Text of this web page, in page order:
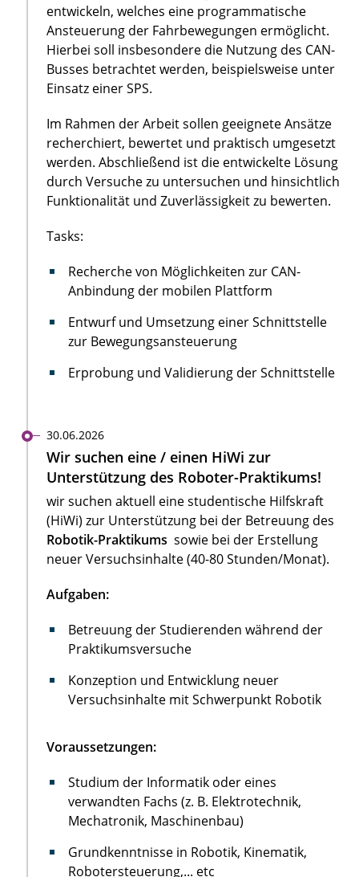
entwickeln, welches eine programmatische
Ansteuerung der Fahrbewegungen ermöglicht.
Hierbei soll insbesondere die Nutzung des CAN-
Busses betrachtet werden, beispielsweise unter
Einsatz einer SPS.
Im Rahmen der Arbeit sollen geeignete Ansätze
recherchiert, bewertet und praktisch umgesetzt
werden. Abschließend ist die entwickelte Lösung
durch Versuche zu untersuchen und hinsichtlich
Funktionalität und Zuverlässigkeit zu bewerten.
Tasks:
Recherche von Möglichkeiten zur CAN-
Anbindung der mobilen Plattform
Entwurf und Umsetzung einer Schnittstelle
zur Bewegungsansteuerung
Erprobung und Validierung der Schnittstelle
30.06.2026
Wir suchen eine / einen HiWi zur
Unterstützung des Roboter-Praktikums!
wir suchen aktuell eine studentische Hilfskraft
(HiWi) zur Unterstützung bei der Betreuung des
Robotik-Praktikums sowie bei der Erstellung
neuer Versuchsinhalte (40-80 Stunden/Monat).
Aufgaben:
Betreuung der Studierenden während der
Praktikumsversuche
Konzeption und Entwicklung neuer
Versuchsinhalte mit Schwerpunkt Robotik
Voraussetzungen:
Studium der Informatik oder eines
verwandten Fachs (z. B. Elektrotechnik,
Mechatronik, Maschinenbau)
Grundkenntnisse in Robotik, Kinematik,
Robotersteuerung,... etc